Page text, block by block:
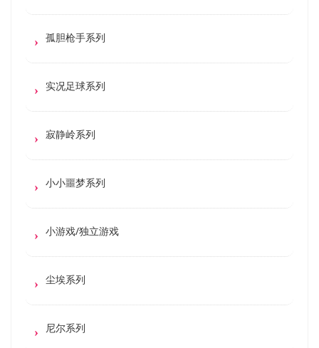
孤胆枪手系列
实况足球系列
寂静岭系列
小小噩梦系列
小游戏/独立游戏
尘埃系列
尼尔系列